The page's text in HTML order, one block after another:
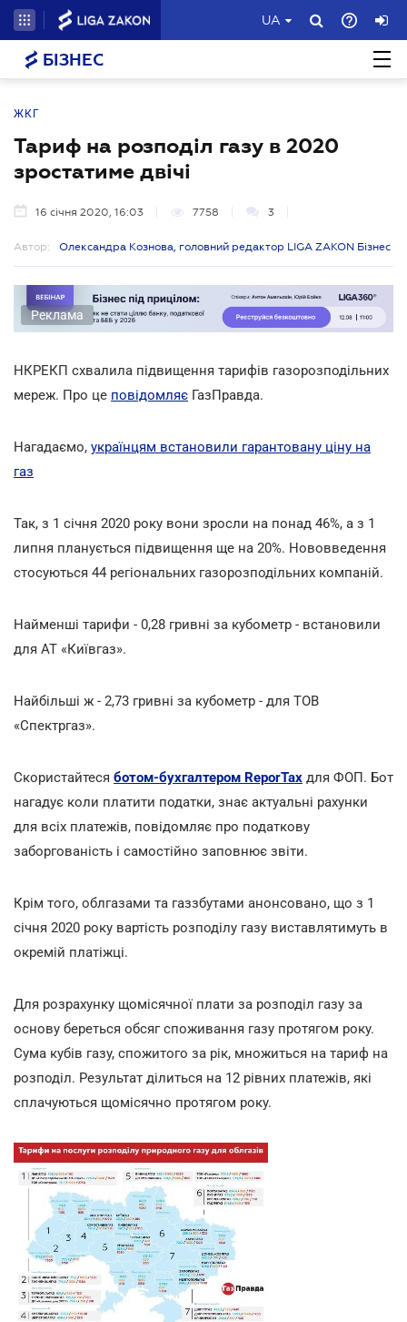
UA
БІЗНЕС
ЖКГ
Тариф на розподіл газу в 2020
зростатиме двічі
16 січня 2020, 16:03 7758 3
Автор: Олександра Кознова, головний редактор LIGA ZAKON Бізнес
Реклама
НКРЕКП схвалила підвищення тарифів газорозподільних
мереж. Про це повідомляє ГазПравда.
Нагадаємо, українцям встановили гарантовану ціну на
газ
Так, з 1 січня 2020 року вони зросли на понад 46%, а з 1
липня планується підвищення ще на 20%. Нововведення
стосуються 44 регіональних газорозподільних компаній.
Найменші тарифи - 0,28 гривні за кубометр - встановили
для АТ «Київгаз».
Найбільші ж - 2,73 гривні за кубометр - для ТОВ
«Спектргаз».
Скористайтеся ботом-бухгалтером ReporTax для ФОП. Бот
нагадує коли платити податки, знає актуальні рахунки
для всіх платежів, повідомляє про податкову
заборгованість і самостійно заповнює звіти.
Крім того, облгазами та газзбутами анонсовано, що з 1
січня 2020 року вартість розподілу газу виставлятимуть в
окремій платіжці.
Для розрахунку щомісячної плати за розподіл газу за
основу береться обсяг споживання газу протягом року.
Сума кубів газу, спожитого за рік, множиться на тариф на
розподіл. Результат ділиться на 12 рівних платежів, які
сплачуються щомісячно протягом року.